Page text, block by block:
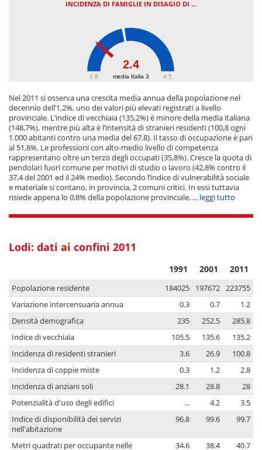
INCIDENZA DI FAMIGLIE IN DISAGIO DI ...
media Italia 3
2.4
1.8 4.5
Nel 2011 si osserva una crescita media annua della popolazione nel
decennio dell’1,2%, uno dei valori più elevati registrati a livello
provinciale. L’indice di vecchiaia (135,2%) è minore della media italiana
(148,7%), mentre più alta è l’intensità di stranieri residenti (100,8 ogni
1.000 abitanti contro una media del 67,8). Il tasso di occupazione è pari
al 51,8%. Le professioni con alto-medio livello di competenza
rappresentano oltre un terzo degli occupati (35,8%). Cresce la quota di
pendolari fuori comune per motivi di studio o lavoro (42,8% contro il
37,4 del 2001 ed il 24% medio). Secondo l’indice di vulnerabilità sociale
e materiale si contano, in provincia, 2 comuni critici. In essi tuttavia
risiede appena lo 0,8% della popolazione provinciale. ... leggi tutto
Lodi: dati ai confini 2011
1991 2001 2011
Popolazione residente 184025 197672 223755
Variazione intercensuaria annua
0.3 0.7
1.2
Densità demografica
235 252.5
285.8
Indice di vecchiaia
105.5 135.6
135.2
Incidenza di residenti stranieri
3.6 26.9
100.8
Incidenza di coppie miste
0.3 1.2
2.8
Incidenza di anziani soli
28.1 28.8
28
Potenzialità d'uso degli edifici
... 4.2
3.5
Indice di disponibilità dei servizi
nell'abitazione
96.8 99.6 99.7
Metri quadrati per occupante nelle
34.6 38.4 40.7